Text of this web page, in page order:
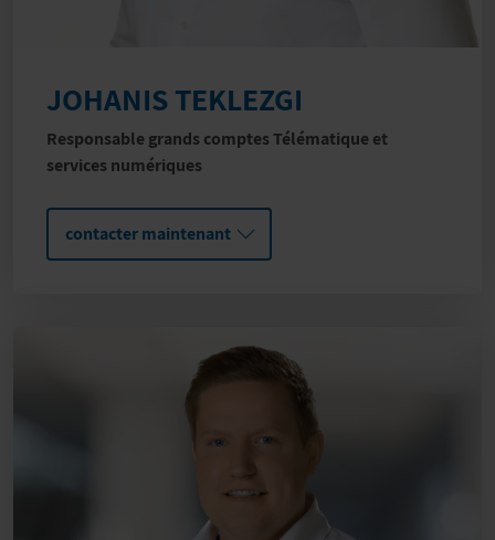
JOHANIS TEKLEZGI
Responsable grands comptes Télématique et
services numériques
contacter maintenant